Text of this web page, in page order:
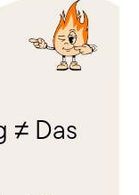
≠ Das